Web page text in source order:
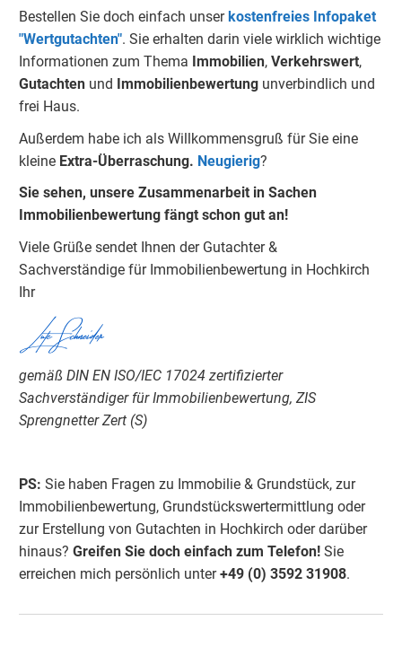
Bestellen Sie doch einfach unser kostenfreies Infopaket
"Wertgutachten". Sie erhalten darin viele wirklich wichtige
Informationen zum Thema Immobilien, Verkehrswert,
Gutachten und Immobilienbewertung unverbindlich und
frei Haus.
Außerdem habe ich als Willkommensgruß für Sie eine
kleine Extra-Überraschung. Neugierig?
Sie sehen, unsere Zusammenarbeit in Sachen
Immobilienbewertung fängt schon gut an!
Viele Grüße sendet Ihnen der Gutachter &
Sachverständige für Immobilienbewertung in Hochkirch
Ihr
Lutz Schneider
gemäß DIN EN ISO/IEC 17024 zertifizierter
Sachverständiger für Immobilienbewertung, ZIS
Sprengnetter Zert (S)
PS: Sie haben Fragen zu Immobilie & Grundstück, zur
Immobilienbewertung, Grundstückswertermittlung oder
zur Erstellung von Gutachten in Hochkirch oder darüber
hinaus? Greifen Sie doch einfach zum Telefon! Sie
erreichen mich persönlich unter+49 (0) 3592 31908.